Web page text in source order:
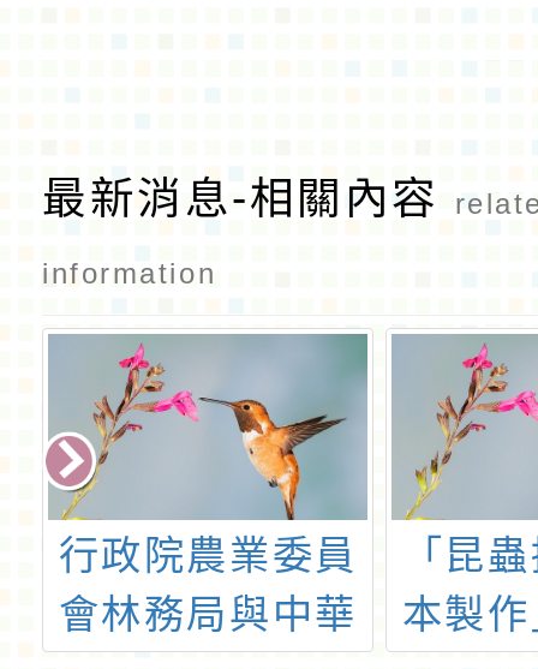
最新消息-相關內容
information
「昆蟲採集與標
本製作」專業研
中華
育